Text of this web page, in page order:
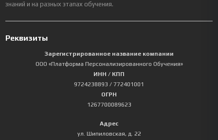
знаний и на разных этапах обучения.
Реквизиты
Зарегистрированное название компании
ООО «Платформа Персонализированного Обучения»
ИНН / КПП
9724238893 / 772401001
ОГРН
1267700089623
Адрес
ул. Шипиловская, д. 22